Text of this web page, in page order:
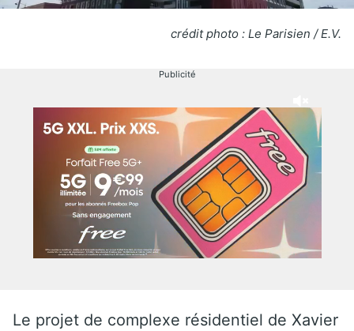
crédit photo : Le Parisien / E.V.
Publicité
Le projet de complexe résidentiel de Xavier